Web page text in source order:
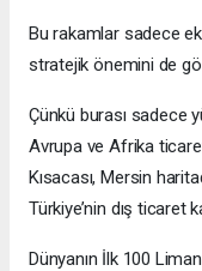
Bu rakamlar sadece
stratejik önemini de
Çünkü burası sadece
Avrupa ve Afrika
Kısacası, Mersin
Türkiye’nin dış ticaret
Dünyanın İlk 100